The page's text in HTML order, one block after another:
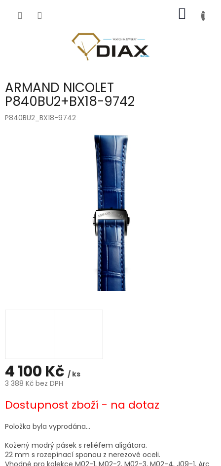
KOŠÍK
ARMAND NICOLET
P840BU2+BX18-9742
P840BU2_BX18-9742
4 100 Kč / ks
3 388 Kč bez DPH
cena:
Dostupnost zboží - na dotaz
Položka byla vyprodána…
Kožený modrý pásek s reliéfem aligátora.
22 mm s rozepínací sponou z nerezové oceli.